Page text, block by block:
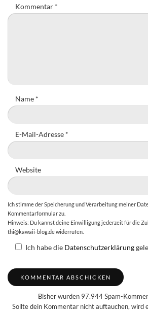
Kommentar *
Name *
E-Mail-Adresse *
Website
Ich stimme der Speicherung und Verarbeitung meiner
Kommentarformular zu.
Hinweis: Du kannst deine Einwilligung jederzeit für die
thi@kawaii-blog.de widerrufen.
Ich habe die Datenschutzerklärung
Bisher wurden 97.944 Spam-
Sollte dein Kommentar nicht auftauchen, wird